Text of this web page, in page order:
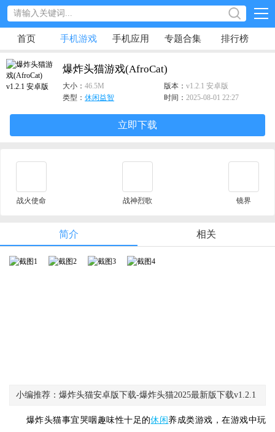
首页 手机游戏 手机应用 专题合集 排行榜
爆炸头猫游戏(AfroCat)
大小： 46.5M 版本： v1.2.1 安卓版
类型： 休闲益智 时间： 2025-08-01 22:27
立即下载
战火使命 战神烈歌 镜界
简介 相关
小编推荐：爆炸头猫安卓版下载-爆炸头猫2025最新版下载v1.2.1
爆炸头猫事宜哭咽趣味性十足的休闲 养成类游戏，在游戏中玩